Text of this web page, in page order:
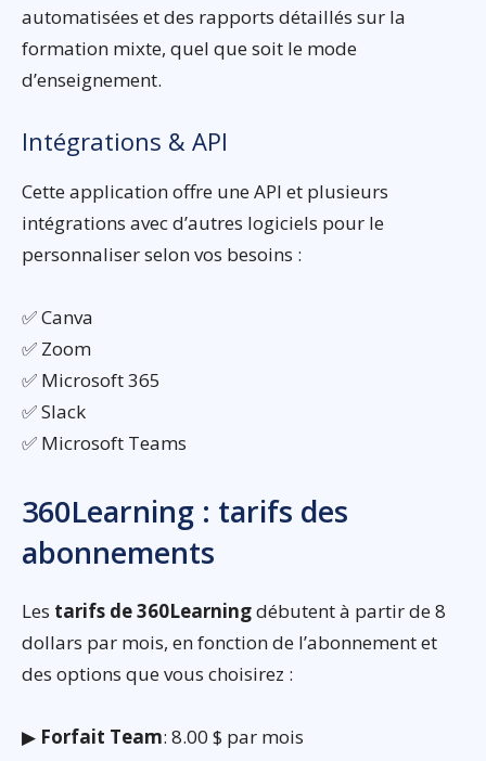
automatisées et des rapports détaillés sur la
formation mixte, quel que soit le mode
d’enseignement.
Intégrations & API
Cette application offre une API et plusieurs
intégrations avec d’autres logiciels pour le
personnaliser selon vos besoins :
✅ Canva
✅ Zoom
✅ Microsoft 365
✅ Slack
✅ Microsoft Teams
360Learning : tarifs des
abonnements
Les tarifs de 360Learningdébutent à partir de 8
dollars par mois, en fonction de l’abonnement et
des options que vous choisirez :
▶ Forfait Team: 8.00 $ par mois